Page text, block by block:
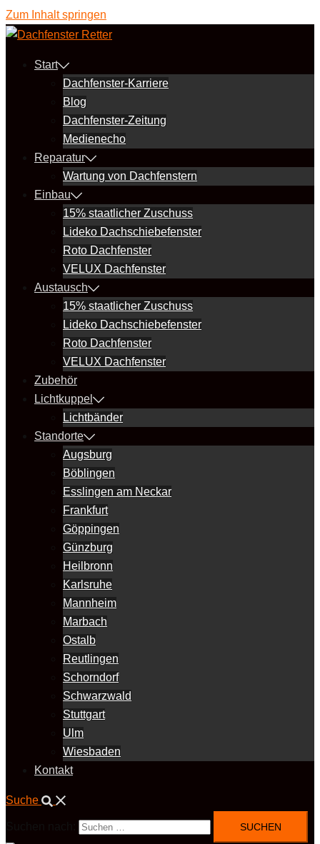
Zum Inhalt springen
Start
Dachfenster-Karriere
Blog
Dachfenster-Zeitung
Medienecho
Reparatur
Wartung von Dachfenstern
Einbau
15% staatlicher Zuschuss
Lideko Dachschiebefenster
Roto Dachfenster
VELUX Dachfenster
Austausch
15% staatlicher Zuschuss
Lideko Dachschiebefenster
Roto Dachfenster
VELUX Dachfenster
Zubehör
Lichtkuppel
Lichtbänder
Standorte
Augsburg
Böblingen
Esslingen am Neckar
Frankfurt
Göppingen
Günzburg
Heilbronn
Karlsruhe
Mannheim
Marbach
Ostalb
Reutlingen
Schorndorf
Schwarzwald
Stuttgart
Ulm
Wiesbaden
Kontakt
Suche